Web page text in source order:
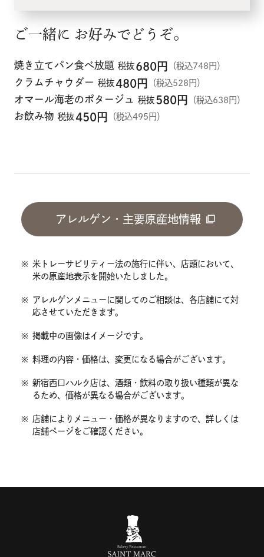
ご一緒に お好みでどうぞ。
焼き立てパン食べ放題 税抜 680円 （税込748円）
クラムチャウダー 税抜480円 （税込528円）
オマール海老のポタージュ 税抜 580円 （税込638円）
お飲み物 税抜450円 （税込495円）
アレルゲン・主要原産地情報
※ 米トレーサビリティー法の施行に伴い、店頭において、
米の原産地表示を開始いたしました。
※ アレルゲンメニューに関してのご相談は、各店舗にて対
応させていただきます。
※ 掲載中の画像はイメージです。
※ 料理の内容・価格は、変更になる場合がございます。
※ 新宿西口ハルク店は、酒類・飲料の取り扱い種類が異な
るため、価格が異なる場合がございます。
※ 店舗によりメニュー・価格が異なりますので、詳しくは
店舗ページをご確認ください。